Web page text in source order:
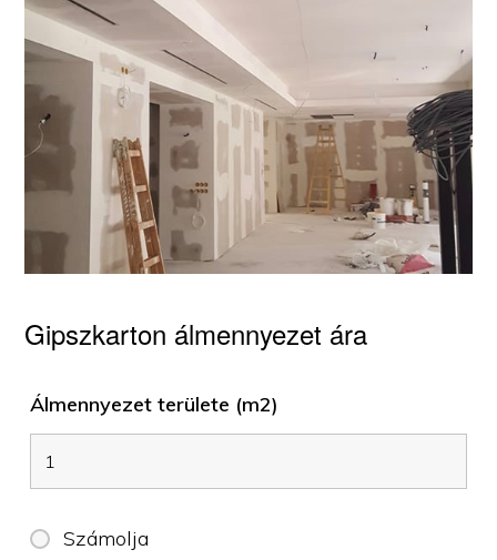
Gipszkarton álmennyezet ára
Álmennyezet területe (m2)
Számolja